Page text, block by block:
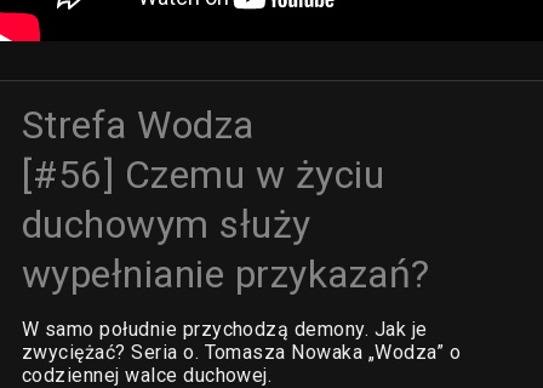
Strefa Wodza
[#56] Czemu w życiu
duchowym służy
wypełnianie przykazań?
W samo południe przychodzą demony. Jak je
zwyciężać? Seria o. Tomasza Nowaka „Wodza” o
codziennej walce duchowej.